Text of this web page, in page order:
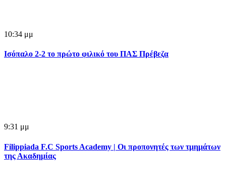
10:34 μμ
Ισόπαλο 2-2 το πρώτο φιλικό του ΠΑΣ Πρέβεζα
9:31 μμ
Filippiada F.C Sports Academy | Οι προπονητές των τμημάτων
της Ακαδημίας